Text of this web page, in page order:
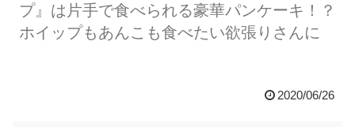
プ』は片手で食べられる豪華パンケーキ！？
ホイップもあんこも食べたい欲張りさんに
2020/06/26